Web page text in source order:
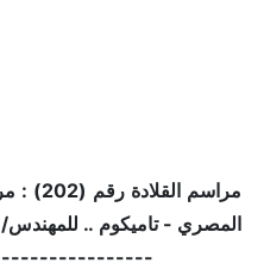
مراسم
المصري - تاميكوم ..